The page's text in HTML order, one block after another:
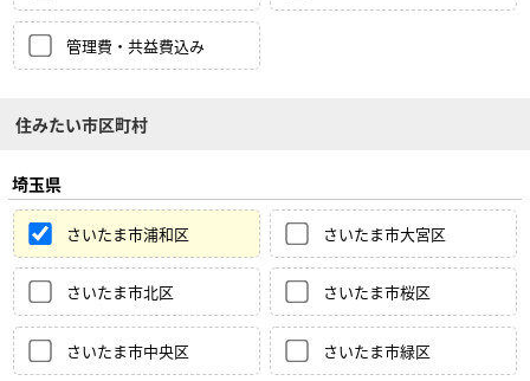
管理費・共益費込み
住みたい市区町村
埼玉県
さいたま市浦和区 さいたま市大宮区
さいたま市北区 さいたま市桜区
さいたま市中央区 さいたま市緑区